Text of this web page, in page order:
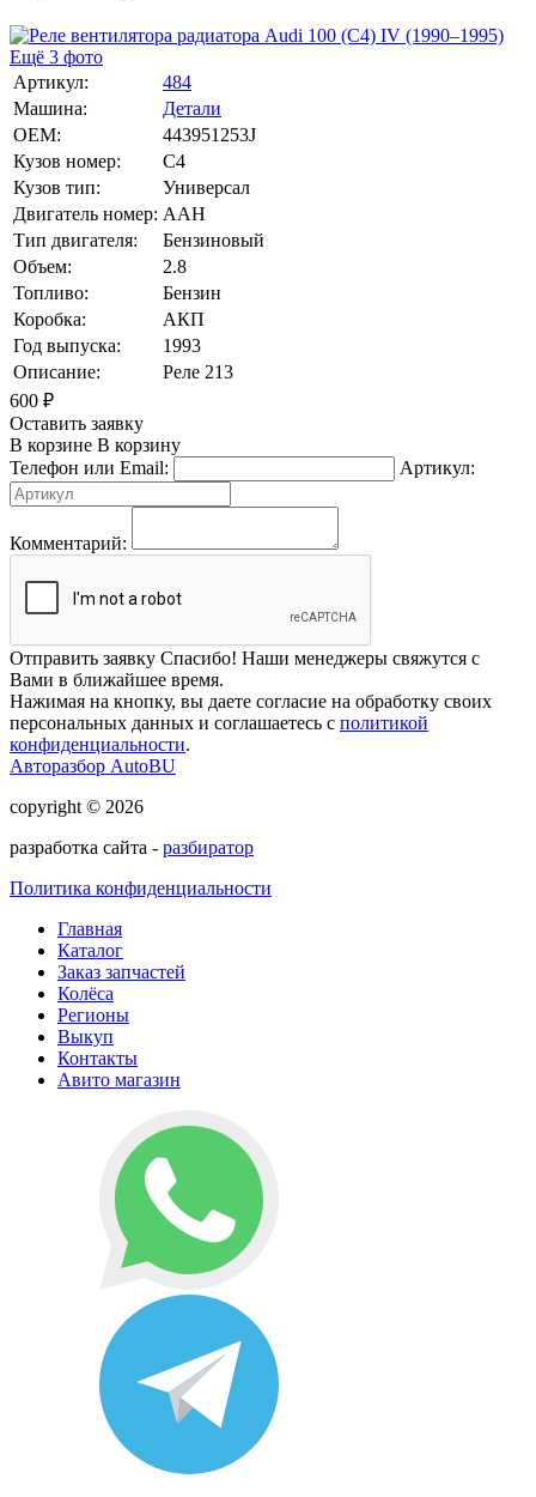
Ещё 3 фото
Артикул:
484
Машина:
Детали
OEM:
443951253J
Кузов номер:
C4
Кузов тип:
Универсал
Двигатель номер: AAH
Тип двигателя:
Бензиновый
Объем:
2.8
Топливо:
Бензин
Коробка:
АКП
Год выпуска:
1993
Описание:
Реле 213
600 ₽
Оставить заявку
В корзине В корзину
Телефон или Email:
Артикул:
Комментарий:
Отправить заявку Спасибо! Наши менеджеры свяжутся с
Вами в ближайшее время.
Нажимая на кнопку, вы даете согласие на обработку своих
персональных данных и соглашаетесь с политикой
конфиденциальности.
Авторазбор AutoBU
copyright © 2026
разработка сайта - разбиратор
Политика конфиденциальности
Главная
Каталог
Заказ запчастей
Колёса
Регионы
Выкуп
Контакты
Авито магазин